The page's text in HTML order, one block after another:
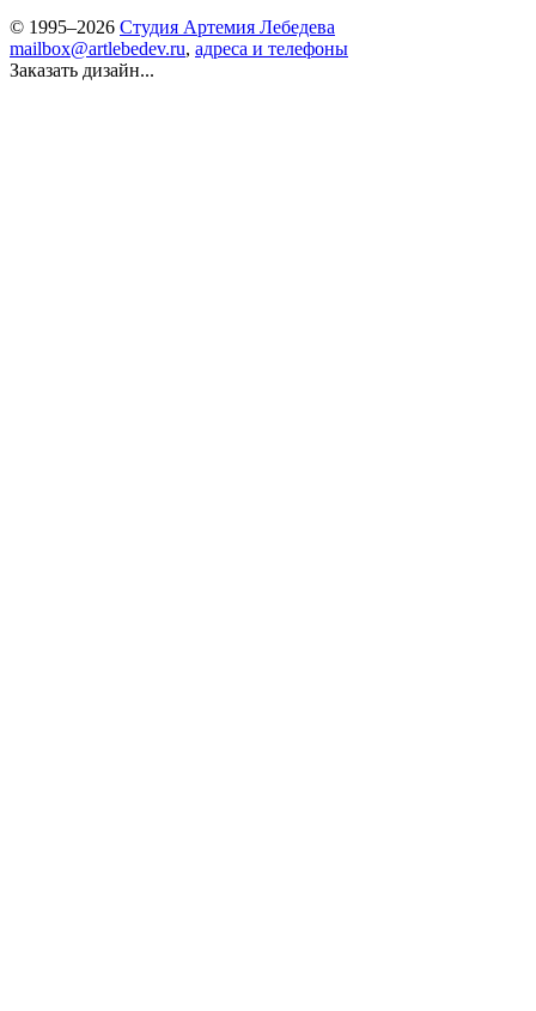
© 1995–2026 Студия Артемия Лебедева
mailbox@artlebedev.ru, адреса и телефоны
Заказать дизайн...